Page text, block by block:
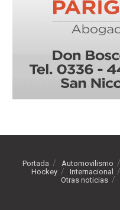
Portada Automovilismo
Hockey
Internacional
Otras noticias